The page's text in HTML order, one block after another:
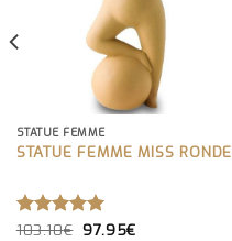
STATUE FEMME
STATUE FEMME MISS RONDE
NOTE5.00
103.10€ LE
97.95€